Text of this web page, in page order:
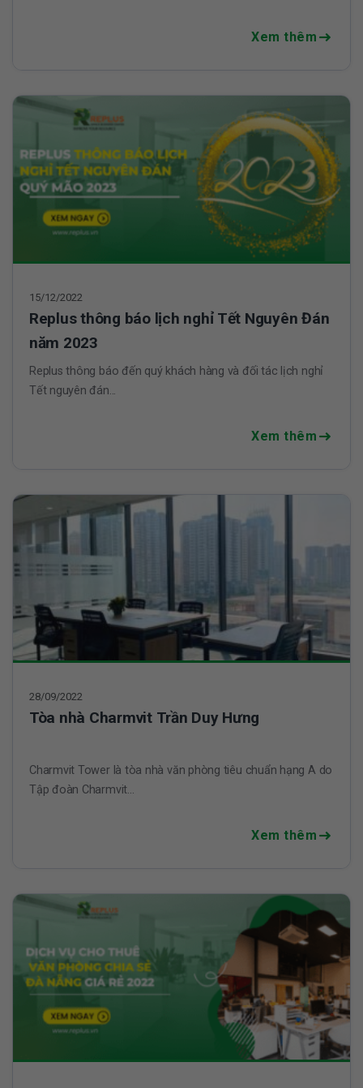
Xem thêm
15/12/2022
Replus thông báo lịch nghỉ Tết Nguyên Đán
năm 2023
Replus thông báo đến quý khách hàng và đối tác lịch nghỉ
Tết nguyên đán...
Xem thêm
28/09/2022
Tòa nhà Charmvit Trần Duy Hưng
Charmvit Tower là tòa nhà văn phòng tiêu chuẩn hạng A do
Tập đoàn Charmvit...
Xem thêm